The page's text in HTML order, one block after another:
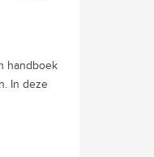
handboek
In deze